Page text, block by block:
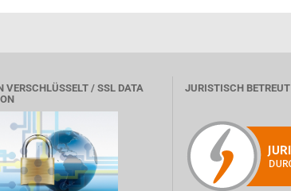
VERSCHLÜSSELT / SSL DATA
JURISTISCH BETREUT